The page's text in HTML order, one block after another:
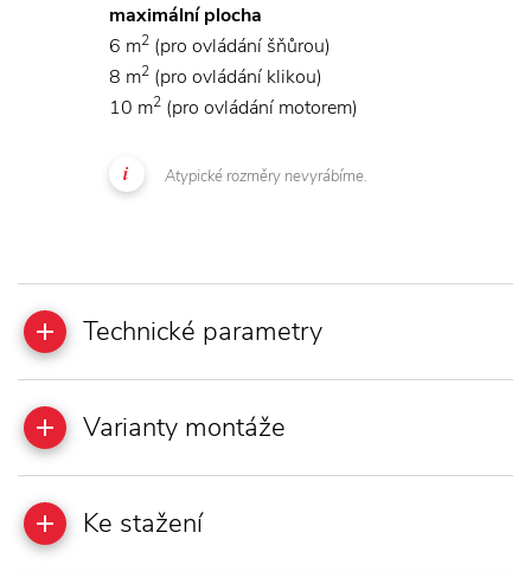
maximální plocha
6 m2 (pro ovládání šňůrou)
8 m2 (pro ovládání klikou)
10 m2 (pro ovládání motorem)
Atypické rozměry nevyrábíme.
Technické parametry
Varianty montáže
Ke stažení